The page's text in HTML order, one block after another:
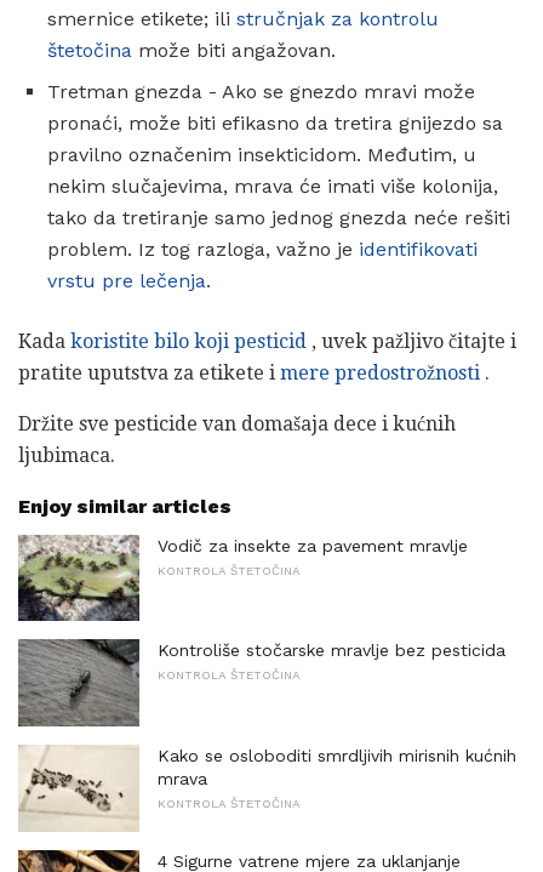
smernice etikete; ili stručnjak za kontrolu
štetočina može biti angažovan.
Tretman gnezda - Ako se gnezdo mravi može
pronaći, može biti efikasno da tretira gnijezdo sa
pravilno označenim insekticidom. Međutim, u
nekim slučajevima, mrava će imati više kolonija,
tako da tretiranje samo jednog gnezda neće rešiti
problem. Iz tog razloga, važno je identifikovati
vrstu pre lečenja.
Kada koristite bilo koji pesticid , uvek pažljivo čitajte i
pratite uputstva za etikete i mere predostrožnosti .
Držite sve pesticide van domašaja dece i kućnih
ljubimaca.
Enjoy similar articles
Vodič za insekte za pavement mravlje
KONTROLA ŠTETOČINA
Kontroliše stočarske mravlje bez pesticida
KONTROLA ŠTETOČINA
Kako se osloboditi smrdljivih mirisnih kućnih
mrava
KONTROLA ŠTETOČINA
4 Sigurne vatrene mjere za uklanjanje